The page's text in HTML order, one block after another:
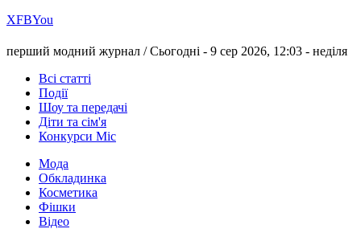
ХFBYou
перший модний журнал /Сьогодні - 9 сер 2026, 12:03 - неділя
Всі статті
Події
Шоу та передачі
Діти та сім'я
Конкурси Міс
Мода
Обкладинка
Косметика
Фішки
Відео